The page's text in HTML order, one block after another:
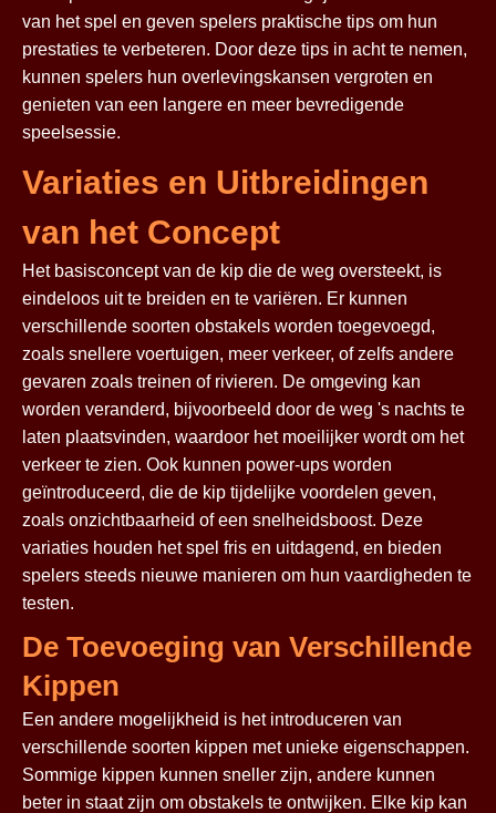
van het spel en geven spelers praktische tips om hun
prestaties te verbeteren. Door deze tips in acht te nemen,
kunnen spelers hun overlevingskansen vergroten en
genieten van een langere en meer bevredigende
speelsessie.
Variaties en Uitbreidingen
van het Concept
Het basisconcept van de kip die de weg oversteekt, is
eindeloos uit te breiden en te variëren. Er kunnen
verschillende soorten obstakels worden toegevoegd,
zoals snellere voertuigen, meer verkeer, of zelfs andere
gevaren zoals treinen of rivieren. De omgeving kan
worden veranderd, bijvoorbeeld door de weg 's nachts te
laten plaatsvinden, waardoor het moeilijker wordt om het
verkeer te zien. Ook kunnen power-ups worden
geïntroduceerd, die de kip tijdelijke voordelen geven,
zoals onzichtbaarheid of een snelheidsboost. Deze
variaties houden het spel fris en uitdagend, en bieden
spelers steeds nieuwe manieren om hun vaardigheden te
testen.
De Toevoeging van Verschillende
Kippen
Een andere mogelijkheid is het introduceren van
verschillende soorten kippen met unieke eigenschappen.
Sommige kippen kunnen sneller zijn, andere kunnen
beter in staat zijn om obstakels te ontwijken. Elke kip kan